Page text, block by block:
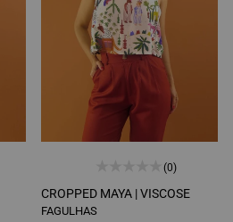
(0)
CROPPED MAYA |VISCOSE
FAGULHAS